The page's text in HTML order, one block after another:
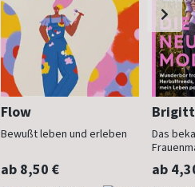
Flow
Bewußt leben und erleben
ab 8,50 €
Das
ab